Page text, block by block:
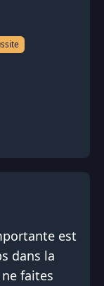
est
dans la
faites